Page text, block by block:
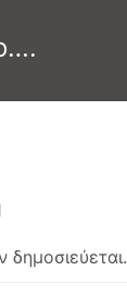
δημοσιεύεται.